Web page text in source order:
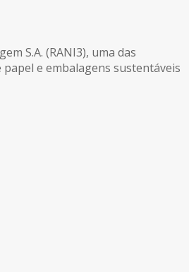
S.A. (RANI3), uma das
e embalagens sustentáveis